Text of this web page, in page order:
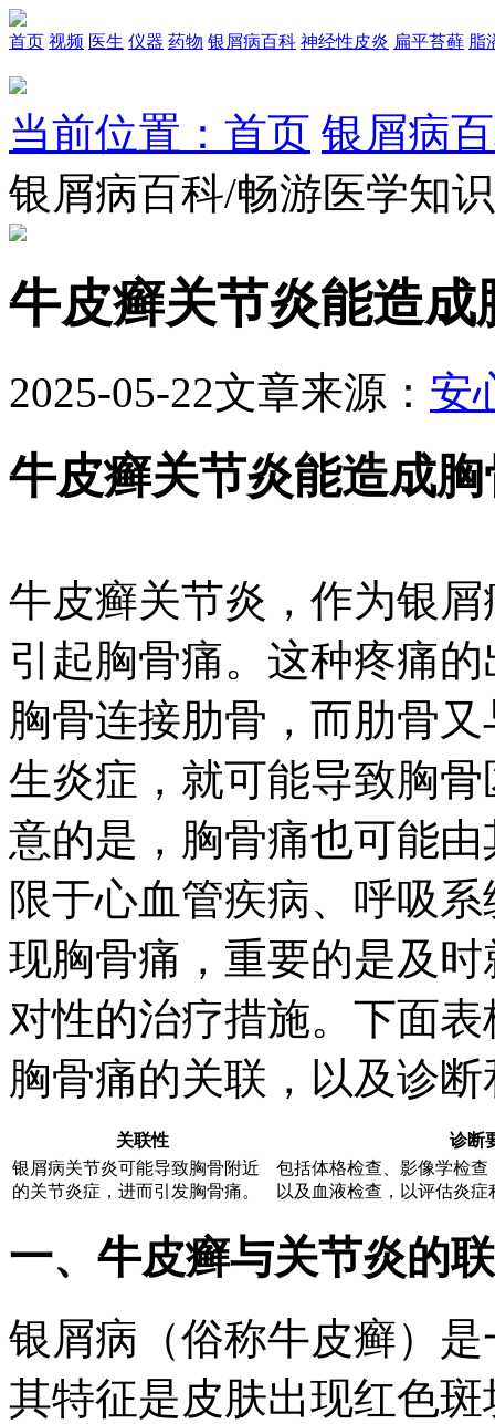
首页 视频 医生 仪器 药物 银屑病百科 神经性皮炎 扁平苔藓 脂
当前位置：首页 银屑病
银屑病百科/畅游医学知
牛皮癣关节炎能造成
2025-05-22文章来源： 安
牛皮癣关节炎能造成
牛皮癣关节炎，作为银
引起胸骨痛。这种疼痛
胸骨连接肋骨，而肋骨
生炎症，就可能导致胸
意的是，胸骨痛也可能
限于心血管疾病、呼吸
现胸骨痛，重要的是及
对性的治疗措施。下面
胸骨痛的关联，以及诊
关联性
诊断
银屑病关节炎可能导致胸骨附近
的关节炎症，进而引发胸骨痛。
包括体格检查、影像学检
以及血液检查，以评估炎
一、牛皮癣与关节炎的
银屑病（俗称牛皮癣）
其特征是皮肤出现红色